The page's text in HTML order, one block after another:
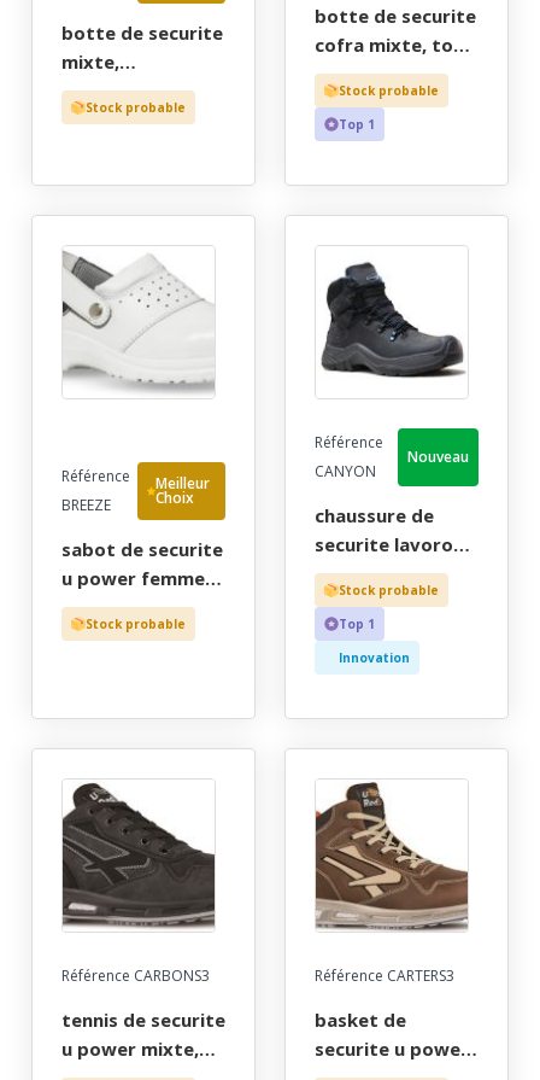
botte de securite
mixte,
polyvalente, vert,
risques
reach - 36/48
Stock probable
botte de securite
cofra mixte, tout
terrain extreme
marron
doublure thinsulate
s3 ci src - 36/47
Stock probable
Top 1
Référence
BREEZE
Meilleur
Choix
sabot de securite
u power femme,
aere a bride,
blanc, chr - ce en
Stock probable
Référence
CANYON
Nouveau
chaussure de
securite lavoro
homme, outdoor
noir haut, metal
free, esd, haut
bout recouvert -
src - 36/48
Stock probable
Top 1
Innovation
Référence CARBONS3
tennis de securite
u power mixte,
Référence CARTERS3
basket de
securite u power